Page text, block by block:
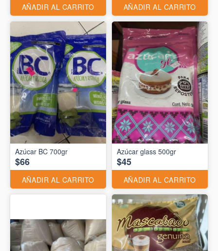
AÑADIR AL CARRITO AÑADIR AL CARRITO
Azúcar BC 700gr
$66
AÑADIR AL CARRITO
Azúcar glass 500gr
$45
AÑADIR AL CARRITO